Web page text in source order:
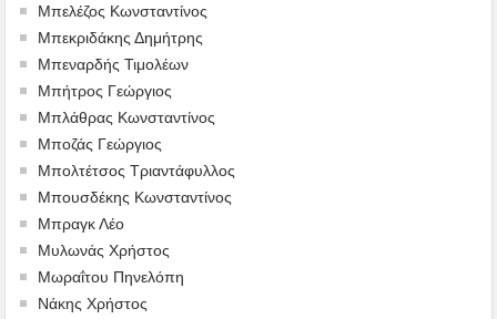
Μπελέζος Κωνσταντίνος
Μπεκριδάκης Δημήτρης
Μπεναρδής Τιμολέων
Μπήτρος Γεώργιος
Μπλάθρας Κωνσταντίνος
Μποζάς Γεώργιος
Μπολτέτσος Τριαντάφυλλος
Μπουσδέκης Κωνσταντίνος
Μπραγκ Λέο
Μυλωνάς Χρήστος
Μωραΐτου Πηνελόπη
Νάκης Χρήστος